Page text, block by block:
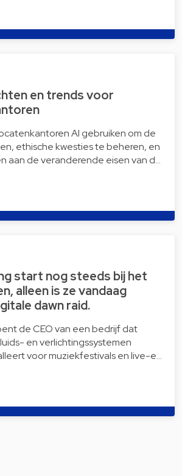
en trends voor
AI gebruiken om de
ethische kwesties te beheren, en
aan de veranderende eisen van d…
start nog steeds bij het
alleen is ze vandaag
dawn raid.
de CEO van een bedrijf dat
en verlichtingssystemen
voor muziekfestivals en live-e…